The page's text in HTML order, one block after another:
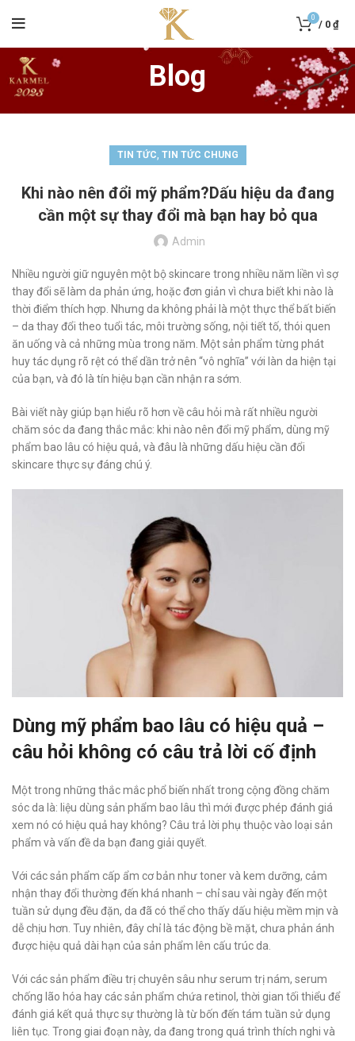
0
/ 0 ₫
Blog
TIN TỨC, TIN TỨC CHUNG
Khi nào nên đổi mỹ phẩm?Dấu hiệu da đang
cần một sự thay đổi mà bạn hay bỏ qua
Admin
Nhiều người giữ nguyên một bộ skincare trong nhiều năm liền vì sợ
thay đổi sẽ làm da phản ứng, hoặc đơn giản vì chưa biết khi nào là
thời điểm thích hợp. Nhưng da không phải là một thực thể bất biến
– da thay đổi theo tuổi tác, môi trường sống, nội tiết tố, thói quen
ăn uống và cả những mùa trong năm. Một sản phẩm từng phát
huy tác dụng rõ rệt có thể dần trở nên “vô nghĩa” với làn da hiện tại
của bạn, và đó là tín hiệu bạn cần nhận ra sớm.
Bài viết này giúp bạn hiểu rõ hơn về câu hỏi mà rất nhiều người
chăm sóc da đang thắc mắc: khi nào nên đổi mỹ phẩm, dùng mỹ
phẩm bao lâu có hiệu quả, và đâu là những dấu hiệu cần đổi
skincare thực sự đáng chú ý.
Dùng mỹ phẩm bao lâu có hiệu quả –
câu hỏi không có câu trả lời cố định
Một trong những thắc mắc phổ biến nhất trong cộng đồng chăm
sóc da là: liệu dùng sản phẩm bao lâu thì mới được phép đánh giá
xem nó có hiệu quả hay không? Câu trả lời phụ thuộc vào loại sản
phẩm và vấn đề da bạn đang giải quyết.
Với các sản phẩm cấp ẩm cơ bản như toner và kem dưỡng, cảm
nhận thay đổi thường đến khá nhanh – chỉ sau vài ngày đến một
tuần sử dụng đều đặn, da đã có thể cho thấy dấu hiệu mềm mịn và
dễ chịu hơn. Tuy nhiên, đây chỉ là tác động bề mặt, chưa phản ánh
được hiệu quả dài hạn của sản phẩm lên cấu trúc da.
Với các sản phẩm điều trị chuyên sâu như serum trị nám, serum
chống lão hóa hay các sản phẩm chứa retinol, thời gian tối thiểu để
đánh giá kết quả thực sự thường là từ bốn đến tám tuần sử dụng
liên tục. Trong giai đoạn này, da đang trong quá trình thích nghi và